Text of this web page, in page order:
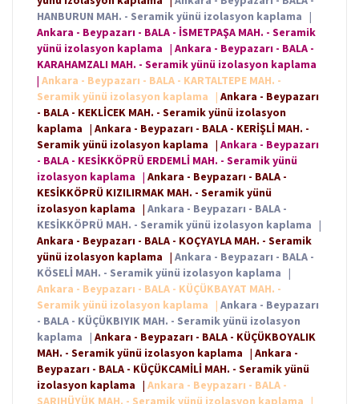
HANBURUN MAH. - Seramik yünü izolasyon kaplama |
Ankara - Beypazarı - BALA - İSMETPAŞA MAH. - Seramik
yünü izolasyon kaplama | Ankara - Beypazarı - BALA -
KARAHAMZALI MAH. - Seramik yünü izolasyon kaplama
| Ankara - Beypazarı - BALA - KARTALTEPE MAH. -
Seramik yünü izolasyon kaplama
| Ankara - Beypazarı
- BALA - KEKLİCEK MAH. - Seramik yünü izolasyon
kaplama | Ankara - Beypazarı - BALA - KERİŞLİ MAH. -
Seramik yünü izolasyon kaplama | Ankara - Beypazarı
- BALA - KESİKKÖPRÜ ERDEMLİ MAH. - Seramik yünü
izolasyon kaplama | Ankara - Beypazarı - BALA -
KESİKKÖPRÜ KIZILIRMAK MAH. - Seramik yünü
izolasyon kaplama | Ankara - Beypazarı - BALA -
KESİKKÖPRÜ MAH. - Seramik yünü izolasyon kaplama |
Ankara - Beypazarı - BALA - KOÇYAYLA MAH. - Seramik
yünü izolasyon kaplama | Ankara - Beypazarı - BALA -
KÖSELİ MAH. - Seramik yünü izolasyon kaplama |
Ankara - Beypazarı - BALA - KÜÇÜKBAYAT MAH. -
Seramik yünü izolasyon kaplama
| Ankara - Beypazarı
- BALA - KÜÇÜKBIYIK MAH. - Seramik yünü izolasyon
kaplama | Ankara - Beypazarı - BALA - KÜÇÜKBOYALIK
MAH. - Seramik yünü izolasyon kaplama | Ankara -
Beypazarı - BALA - KÜÇÜKCAMİLİ MAH. - Seramik yünü
izolasyon kaplama | Ankara - Beypazarı - BALA -
SARIHÜYÜK MAH. - Seramik yünü izolasyon kaplama
|